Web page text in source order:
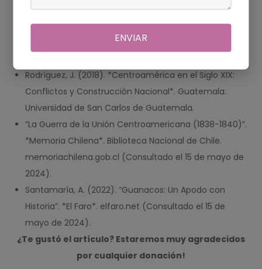
Martínez, R. (2015). *Historia de El Salvador: Desde la
Colonia hasta el Siglo XXI*. San Salvador: Editorial
Rodríguez, J. (2018). *Centroamérica en el Siglo XIX:
Conflictos y Construcción Nacional*. Guatemala:
Universidad de San Carlos de Guatemala.
“La Guerra de la Unión Centroamericana (1838-1840)”.
*Memoria Chilena*. Biblioteca Nacional de Chile.
memoriachilena.gob.cl (Consultado el 15 de mayo de
2024).
Santamaría, A. (2022). “Guanacos: Un Apodo con
Historia”. *El Faro*. elfaro.net (Consultado el 15 de
mayo de 2024).
¿Te gustó el artículo? Estaremos muy agradecidos
por cualquier donación!
ENVIAR